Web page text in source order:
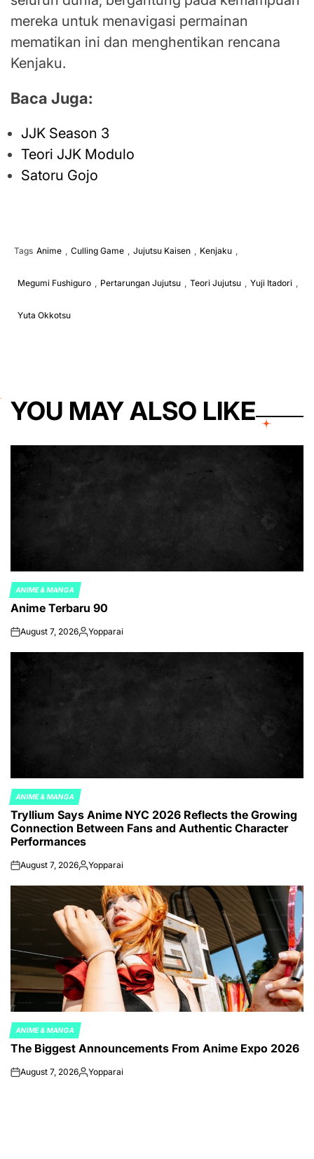
mereka untuk menavigasi permainan
mematikan ini dan menghentikan rencana
Kenjaku.
Baca Juga:
JJK Season 3
Teori JJK Modulo
Satoru Gojo
Tags Anime , Culling Game , Jujutsu Kaisen , Kenjaku ,
Megumi Fushiguro , Pertarungan Jujutsu , Teori Jujutsu , Yuji Itadori ,
Yuta Okkotsu
YOU MAY ALSO LIKE
POSTED
IN
ANIME & MANGA
Anime Terbaru 90
onAugust 7, 2026Posted
Yopparai
POSTED
IN
ANIME & MANGA
Tryllium Says Anime NYC 2026 Reflects the Growing
Connection Between Fans and Authentic Character
Performances
onAugust 7, 2026Posted
Yopparai
POSTED
IN
ANIME & MANGA
The Biggest Announcements From Anime Expo 2026
onAugust 7, 2026Posted
Yopparai